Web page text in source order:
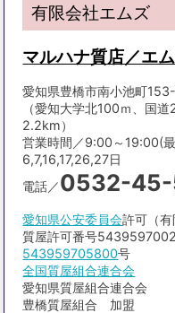
有限会社エムズ
マルハナ質店／エ
愛知県豊橋市南小池町
（愛知大学北100ｍ、国
2.2km）
営業時間／9:00～19:00(
6,7,16,17,26,27日
電話／0532-
愛知県公安委員会許可（有
質屋許可番号
543959705800号
全国質屋組合連合会
愛知県質屋組合連合会
豊橋質屋組合 加盟